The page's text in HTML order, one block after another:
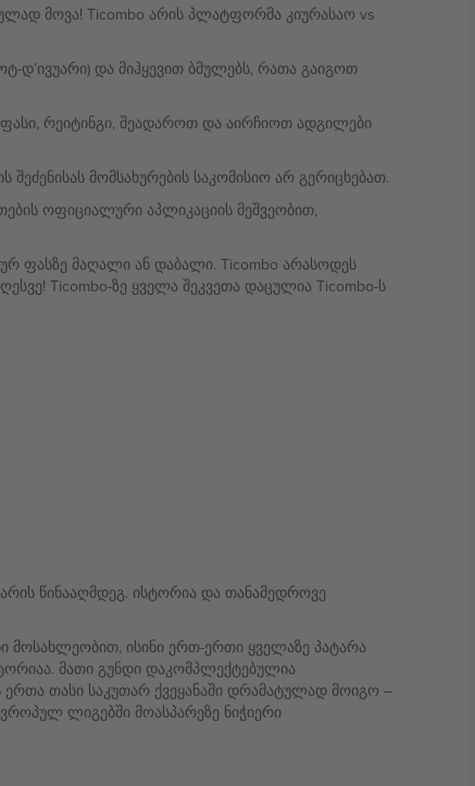
მოვა! Ticombo არის პლატფორმა კიურასაო vs
დ’ივუარი) და მიჰყევით ბმულებს, რათა გაიგოთ
რეიტინგი, შეადაროთ და აირჩიოთ ადგილები
მომსახურების საკომისიო არ გერიცხებათ.
ოფიციალური აპლიკაციის მეშვეობით,
ფასზე მაღალი ან დაბალი. Ticombo არასოდეს
Ticombo-ზე ყველა შეკვეთა დაცულია Ticombo-ს
წინააღმდეგ. ისტორია და თანამედროვე
ისინი ერთ-ერთი ყველაზე პატარა
მათი გუნდი დაკომპლექტებულია
თასი საკუთარ ქვეყანაში დრამატულად მოიგო –
ლიგებში მოასპარეზე ნიჭიერი